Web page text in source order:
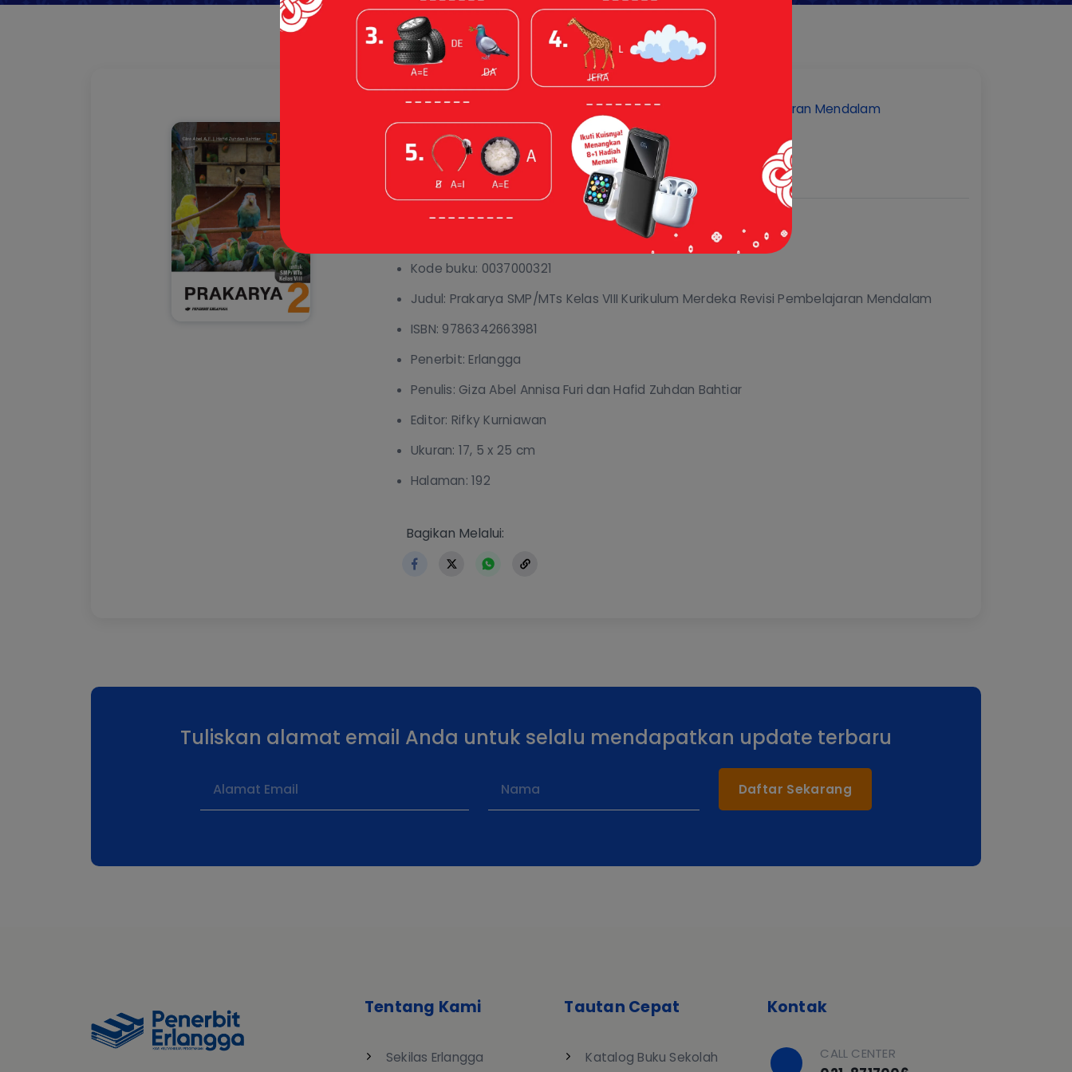
Prakarya SMP/MTs Kelas VIII Kurikulum Merdeka Revisi Pembelajaran Mendalam
04 May 2026
Spesifikasi
Kode buku: 0037000321
Judul: Prakarya SMP/MTs Kelas VIII Kurikulum Merdeka Revisi Pembelajaran Mendalam
ISBN: 9786342663981
Penerbit: Erlangga
Penulis: Giza Abel Annisa Furi dan Hafid Zuhdan Bahtiar
Editor: Rifky Kurniawan
Ukuran: 17, 5 x 25 cm
Halaman: 192
https://www.erlangga.co.id/index.php/buku-terbaru/0037000321
Bagikan Melalui:
Tuliskan alamat email Anda untuk selalu mendapatkan update terbaru
Daftar Sekarang
Tentang Kami
Sekilas Erlangga
Tautan Cepat
Katalog Buku Sekolah
Kontak
CALL CENTER